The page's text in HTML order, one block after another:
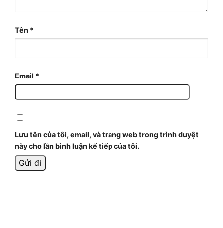
Tên *
Email *
Lưu tên của tôi, email, và trang web trong trình duyệt
này cho lần bình luận kế tiếp của tôi.